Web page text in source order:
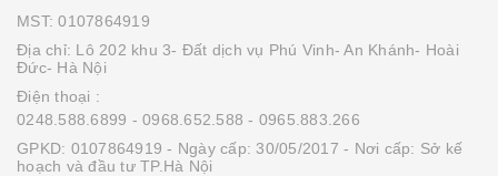
MST: 0107864919
Địa chỉ: Lô 202 khu 3- Đất dịch vụ Phú Vinh- An Khánh- Hoài
Đức- Hà Nội
Điện thoại :
0248.588.6899 - 0968.652.588 - 0965.883.266
GPKD: 0107864919 - Ngày cấp: 30/05/2017 - Nơi cấp: Sở kế
hoạch và đầu tư TP.Hà Nội